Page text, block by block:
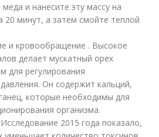
и нанесите эту массу на
20 минут, а затем смойте теплой
и кровообращение . Высокое
делает мускатный орех
для регулирования
Он содержит кальций,
которые необходимы для
организма.
2015 года показало,